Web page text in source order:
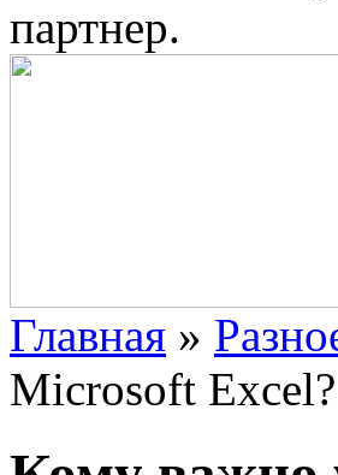
партнер.
Главная »
Microsoft Excel?